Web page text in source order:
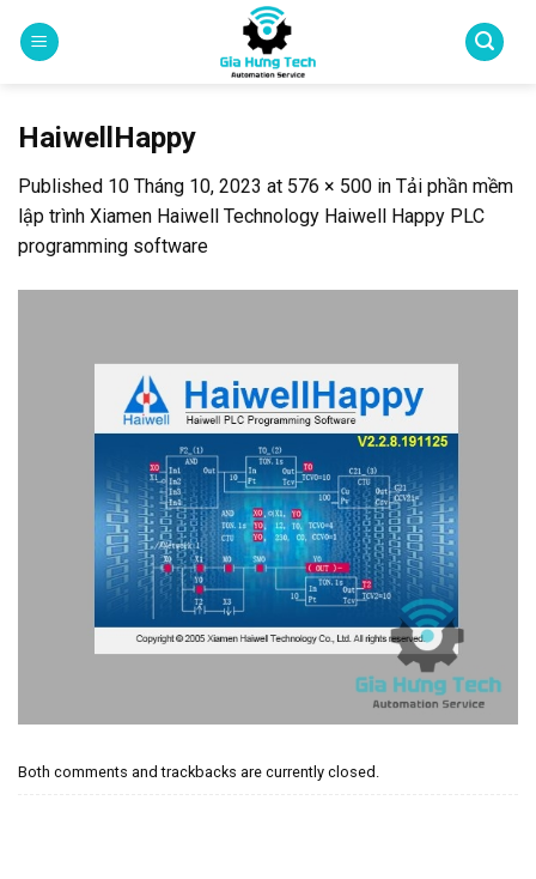
HaiwellHappy
Published 10 Tháng 10, 2023 at 576 × 500 in Tải phần mềm
lập trình Xiamen Haiwell Technology Haiwell Happy PLC
programming software
Both comments and trackbacks are currently closed.